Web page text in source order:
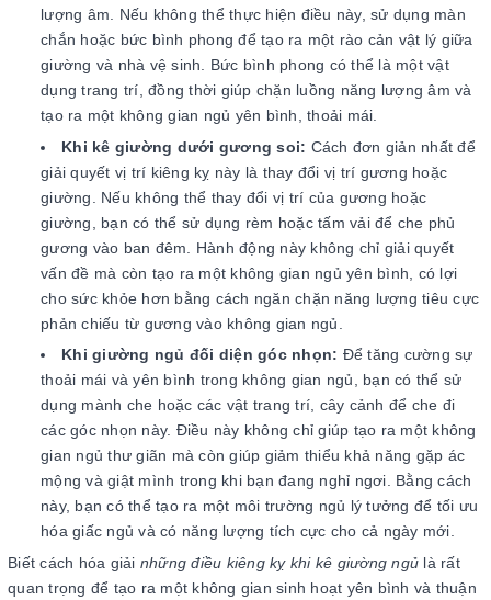
lượng âm. Nếu không thể thực hiện điều này, sử dụng màn
chắn hoặc bức bình phong để tạo ra một rào cản vật lý giữa
giường và nhà vệ sinh. Bức bình phong có thể là một vật
dụng trang trí, đồng thời giúp chặn luồng năng lượng âm và
tạo ra một không gian ngủ yên bình, thoải mái.
Khi kê giường dưới gương soi: Cách đơn giản nhất để
giải quyết vị trí kiêng kỵ này là thay đổi vị trí gương hoặc
giường. Nếu không thể thay đổi vị trí của gương hoặc
giường, bạn có thể sử dụng rèm hoặc tấm vải để che phủ
gương vào ban đêm. Hành động này không chỉ giải quyết
vấn đề mà còn tạo ra một không gian ngủ yên bình, có lợi
cho sức khỏe hơn bằng cách ngăn chặn năng lượng tiêu cực
phản chiếu từ gương vào không gian ngủ.
Khi giường ngủ đối diện góc nhọn: Để tăng cường sự
thoải mái và yên bình trong không gian ngủ, bạn có thể sử
dụng mành che hoặc các vật trang trí, cây cảnh để che đi
các góc nhọn này. Điều này không chỉ giúp tạo ra một không
gian ngủ thư giãn mà còn giúp giảm thiểu khả năng gặp ác
mộng và giật mình trong khi bạn đang nghỉ ngơi. Bằng cách
này, bạn có thể tạo ra một môi trường ngủ lý tưởng để tối ưu
hóa giấc ngủ và có năng lượng tích cực cho cả ngày mới.
Biết cách hóa giải những điều kiêng kỵ khi kê giường ngủ là rất
quan trọng để tạo ra một không gian sinh hoạt yên bình và thuận